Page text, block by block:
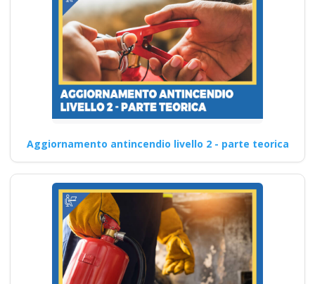
Aggiornamento antincendio livello 2 - parte teorica